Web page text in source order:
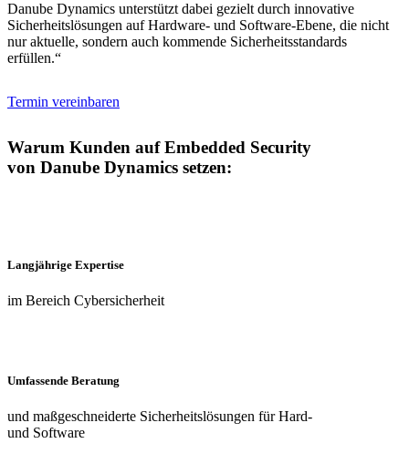
Danube Dynamics unterstützt dabei gezielt durch innovative
Sicherheitslösungen auf Hardware- und Software-Ebene, die nicht
nur aktuelle, sondern auch kommende Sicherheitsstandards
erfüllen.“
Termin vereinbaren
Warum Kunden auf Embedded Security
von Danube Dynamics setzen:
Langjährige Expertise
im Bereich Cybersicherheit
Umfassende Beratung
und maßgeschneiderte Sicherheitslösungen für Hard-
und Software